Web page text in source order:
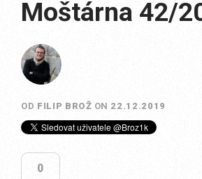
Moštárna 42/
OD FILIP BROŽ ON 22.12.2019
0